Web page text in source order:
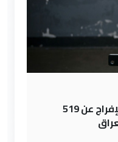
بينهم مشمولون بالعفو.. الإفراج عن 519